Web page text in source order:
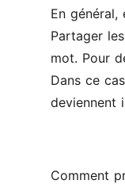
En
Partager
mot. Pour
Dans ce
deviennent
Comment